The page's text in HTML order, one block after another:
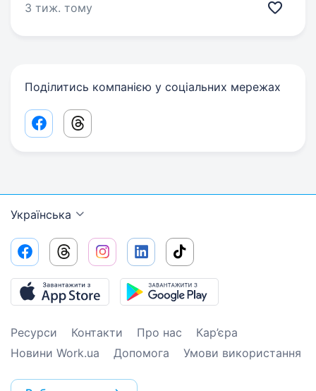
3 тиж. тому
Поділитись компанією у соціальних мережах
Facebook share link
Threads share link
Українська
Ресурси Контакти Про нас
Кар’єра
Новини Work.ua
Допомога Умови використання